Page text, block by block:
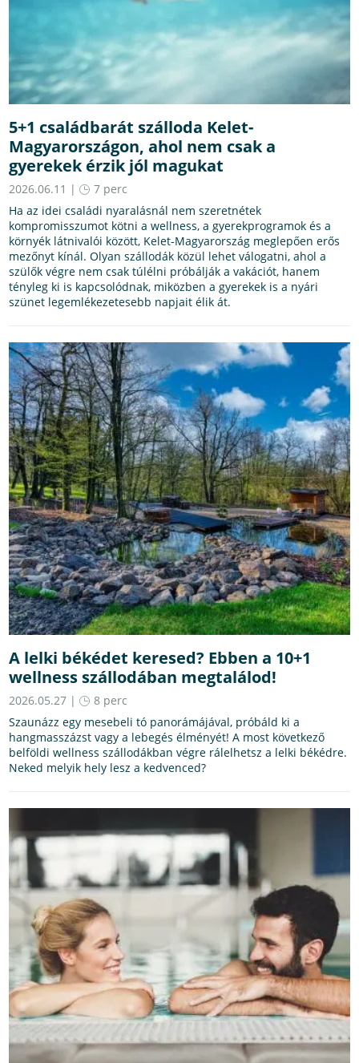
5+1 családbarát szálloda Kelet-
Magyarországon, ahol nem csak a
gyerekek érzik jól magukat
2026.06.11 |
7 perc
Ha az idei családi nyaralásnál nem szeretnétek
kompromisszumot kötni a wellness, a gyerekprogramok és a
környék látnivalói között, Kelet-Magyarország meglepően erős
mezőnyt kínál. Olyan szállodák közül lehet válogatni, ahol a
szülők végre nem csak túlélni próbálják a vakációt, hanem
tényleg ki is kapcsolódnak, miközben a gyerekek is a nyári
szünet legemlékezetesebb napjait élik át.
A lelki békédet keresed? Ebben a 10+1
wellness szállodában megtalálod!
2026.05.27 |
8 perc
Szaunázz egy mesebeli tó panorámájával, próbáld ki a
hangmasszázst vagy a lebegés élményét! A most következő
belföldi wellness szállodákban végre rálelhetsz a lelki békédre.
Neked melyik hely lesz a kedvenced?